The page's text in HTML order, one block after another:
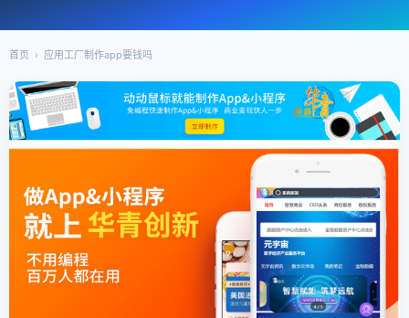
首页 › 应用工厂制作app要钱吗